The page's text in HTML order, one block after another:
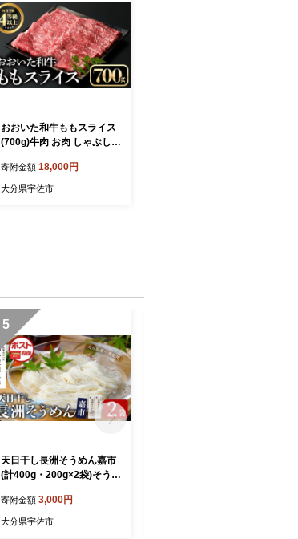
おおいた和牛ももスライス
(700g)牛肉 お肉 しゃぶしゃ
【ミートクレスト】
寄附金額 18,000円
大分県宇佐市
5
天日干し長洲そうめん嘉市
(計400g・200g×2袋)そうめ
ツルツル 簡単調理 常温 大
分県産【101401500】【四
寄附金額 3,000円
大分県宇佐市